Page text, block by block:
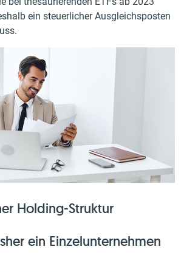
ein steuerlicher Ausgleichsposten
Holding-Struktur
ein Einzelunternehmen